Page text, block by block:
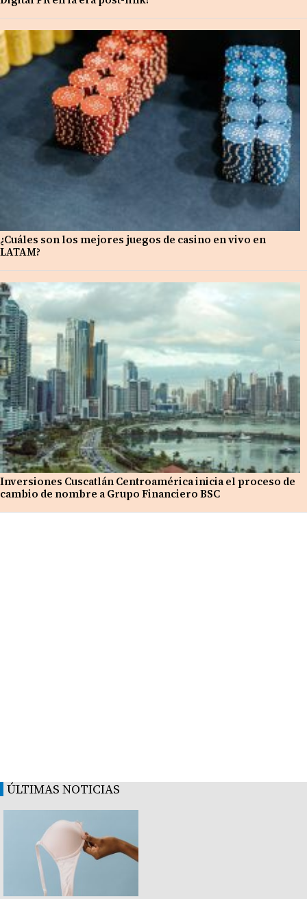
¿Cuáles son los mejores juegos de casino en vivo en
LATAM?
Inversiones Cuscatlán Centroamérica inicia el proceso de
cambio de nombre a Grupo Financiero BSC
ÚLTIMAS NOTICIAS